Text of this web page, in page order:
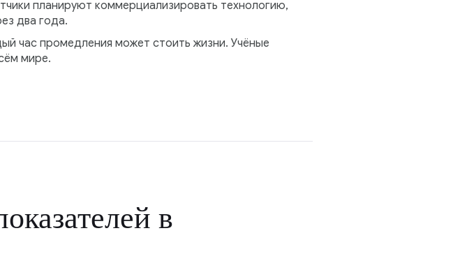
планируют коммерциализировать технологию,
два года.
час промедления может стоить жизни. Учёные
мире.
в